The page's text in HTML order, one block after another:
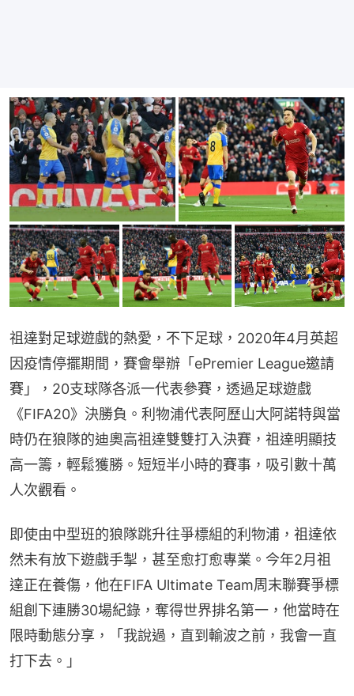
祖達對足球遊戲的熱愛，不下足球，2020年4月英超
因疫情停擺期間，賽會舉辦「ePremier League邀請
賽」，20支球隊各派一代表參賽，透過足球遊戲
《FIFA20》決勝負。利物浦代表阿歷山大阿諾特與當
時仍在狼隊的迪奧高祖達雙雙打入決賽，祖達明顯技
高一籌，輕鬆獲勝。短短半小時的賽事，吸引數十萬
人次觀看。
即使由中型班的狼隊跳升往爭標組的利物浦，祖達依
然未有放下遊戲手掣，甚至愈打愈專業。今年2月祖
達正在養傷，他在FIFA Ultimate Team周末聯賽爭標
組創下連勝30場紀錄，奪得世界排名第一，他當時在
限時動態分享，「我說過，直到輸波之前，我會一直
打下去。」